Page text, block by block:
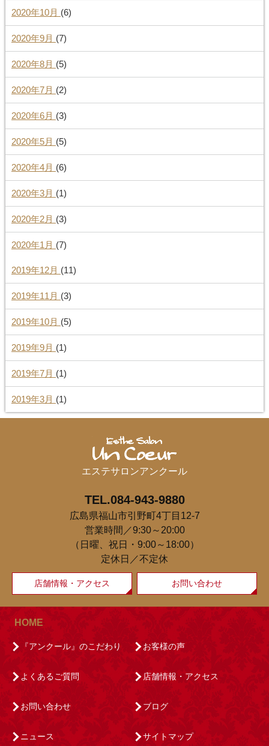
2020年10月 (6)
2020年9月 (7)
2020年8月 (5)
2020年7月 (2)
2020年6月 (3)
2020年5月 (5)
2020年4月 (6)
2020年3月 (1)
2020年2月 (3)
2020年1月 (7)
2019年12月 (11)
2019年11月 (3)
2019年10月 (5)
2019年9月 (1)
2019年7月 (1)
2019年3月 (1)
エステサロンアンクール
TEL.084-943-9880
広島県福山市引野町4丁目12-7
営業時間／9:30～20:00
（日曜、祝日・9:00～18:00）
定休日／不定休
店舗情報・アクセス お問い合わせ
HOME
『アンクール』のこだわり お客様の声
よくあるご質問 店舗情報・アクセス
お問い合わせ ブログ
ニュース サイトマップ